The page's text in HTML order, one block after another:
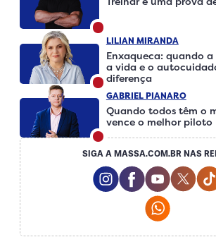
LILIAN MIRANDA
Enxaqueca: quando
a vida e o
diferença
GABRIEL PIANARO
Quando todos têm o
vence o melhor piloto
SIGA A MASSA.COM.BR NAS
Instagram Social
Facebook
Youtube